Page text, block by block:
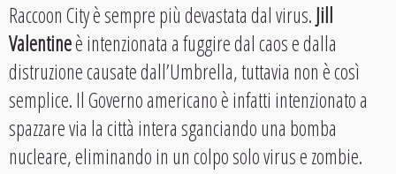
Raccoon City è sempre più devastata dal virus.Jill
Valentineè intenzionata a fuggire dal caos e dalla
distruzione causate dall’Umbrella, tuttavia non è così
semplice. Il Governo americano è infatti intenzionato a
spazzare via la città intera sganciando una bomba
nucleare, eliminando in un colpo solo virus e zombie.